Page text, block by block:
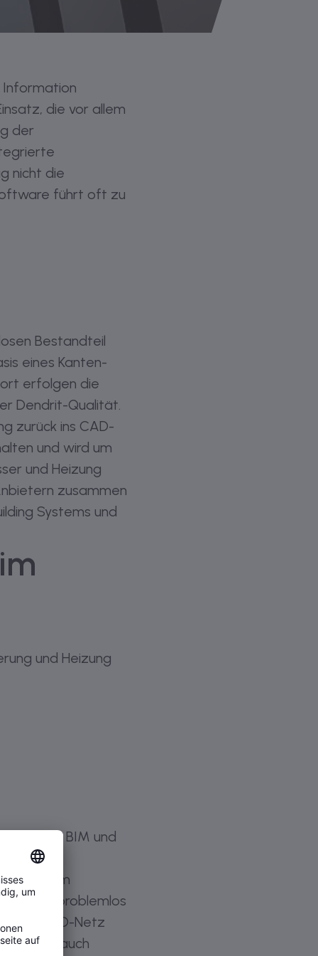
Information
die vor allem
der
nicht die
führt oft zu
Bestandteil
eines Kanten-
erfolgen die
Dendrit-Qualität.
zurück ins CAD-
und wird um
und Heizung
zusammen
Systems und
und Heizung
von BIM und
die im
problemlos
als 3D-Netz
auch